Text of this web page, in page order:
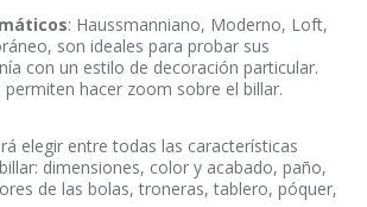
: Haussmanniano, Moderno, Loft,
son ideales para probar sus
con un estilo de decoración particular.
hacer zoom sobre el billar.
elegir entre todas las características
dimensiones, color y acabado, paño,
de las bolas, troneras, tablero, póquer,